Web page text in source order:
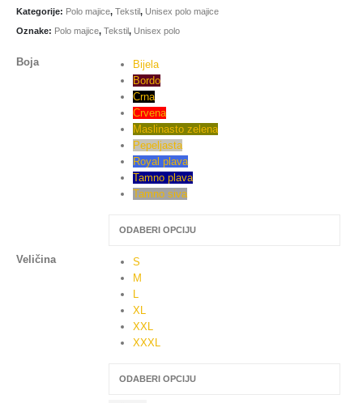
Kategorije: Polo majice, Tekstil, Unisex polo majice
Oznake: Polo majice, Tekstil, Unisex polo
Boja
Bijela
Bordo
Crna
Crvena
Maslinasto zelena
Pepeljasta
Royal plava
Tamno plava
Tamno siva
Veličina
S
M
XL
XXL
XXXL